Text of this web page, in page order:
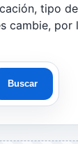
tipo
cambie,
Buscar